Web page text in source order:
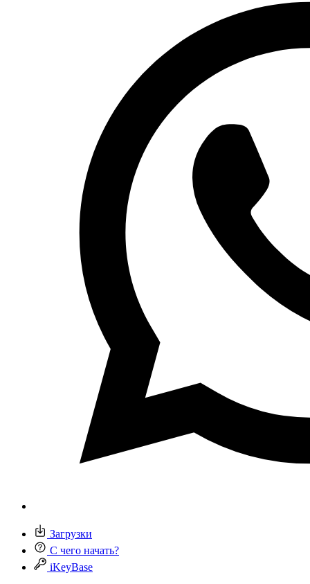
Загрузки
С чего начать?
iKeyBase